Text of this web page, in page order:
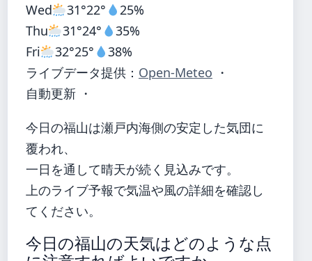
Wed
31°22°
25%
Thu
31°24°
35%
Fri
32°25°
38%
ライブデータ提供： Open-Meteo ・
自動更新 ・
今日の福山は瀬戸内海側の安定した気団に
覆われ、
一日を通して晴天が続く見込みです。
上のライブ予報で気温や風の詳細を確認し
てください。
今日の福山の天気はどのような点